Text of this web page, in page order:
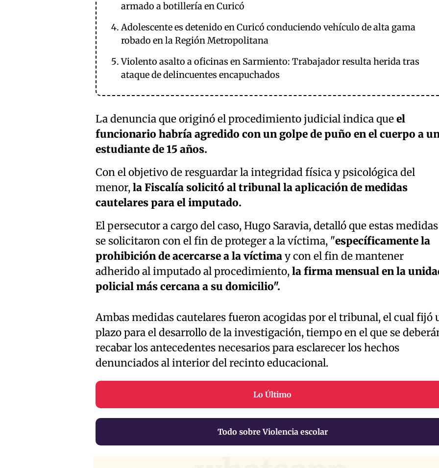
armado a botillería en Curicó
Adolescente es detenido en Curicó conduciendo vehículo de alta gama
robado en la Región Metropolitana
Violento asalto a oficinas en Sarmiento: Trabajador resulta herida tras
ataque de delincuentes encapuchados
La denuncia que originó el procedimiento judicial indica queel
funcionario habría agredido con un golpe de puño en el cuerpo a
estudiante de 15 años.
Con el objetivo de resguardar la integridad física y psicológica del
menor,la Fiscalía solicitó al tribunal la aplicación de medidas
cautelares para el imputado.
El persecutor a cargo del caso, Hugo Saravia, detalló que estas medidas
se solicitaron con el fin de proteger a la víctima, "específicamente la
prohibición de acercarse a la víctimay con el fin de mantener
adherido al imputado al procedimiento,la firma mensual en la
policial más cercana a su domicilio".
Ambas medidas cautelares fueron acogidas por el tribunal, el cual fijó
plazo para el desarrollo de la investigación, tiempo en el que se
recabar los antecedentes necesarios para esclarecer los hechos
denunciados al interior del recinto educacional.
Lo Último
Todo sobre Violencia escolar